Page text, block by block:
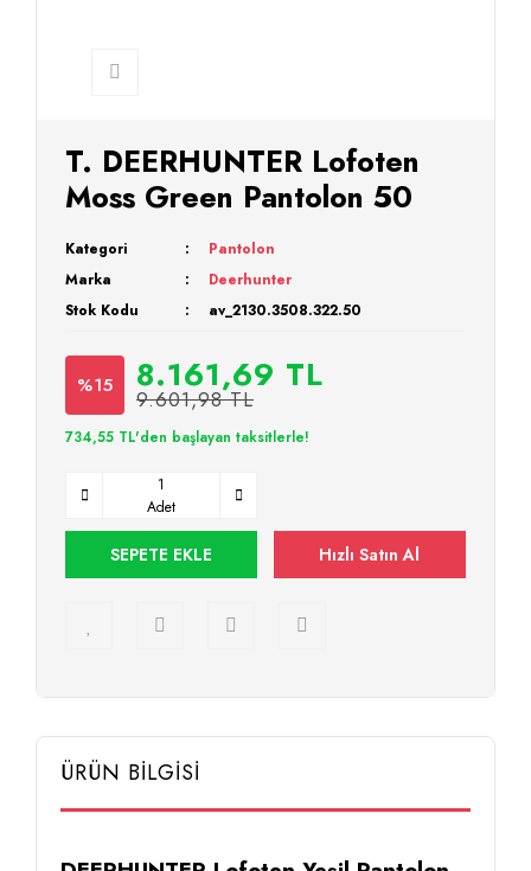
T. DEERHUNTER Lofoten
Moss Green Pantolon 50
Kategori
Pantolon
Marka
Deerhunter
Stok Kodu
av_2130.3508.322.50
%15 8.161,69 TL
9.601,98 TL
734,55 TL'den başlayan taksitlerle!
Adet
SEPETE EKLE Hızlı Satın Al
ÜRÜN BİLGİSİ